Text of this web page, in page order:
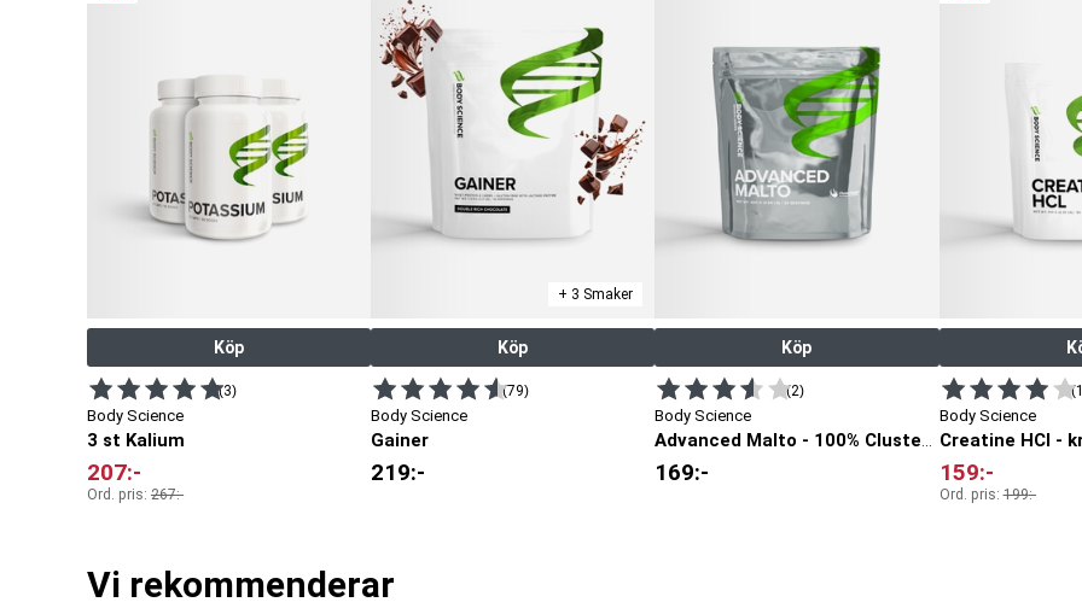
Köp
(3)
Body Science
3 st Kalium
207:-
Ord. pris: 267:-
+ 3 Smaker
Köp
(79)
Body Science
Gainer
219:-
Köp
(2)
Body Science
Advanced Malto - 100% Cluster Dextrin®
169:-
Body Science
159:-
Ord. pris:199:-
Vi rekommenderar